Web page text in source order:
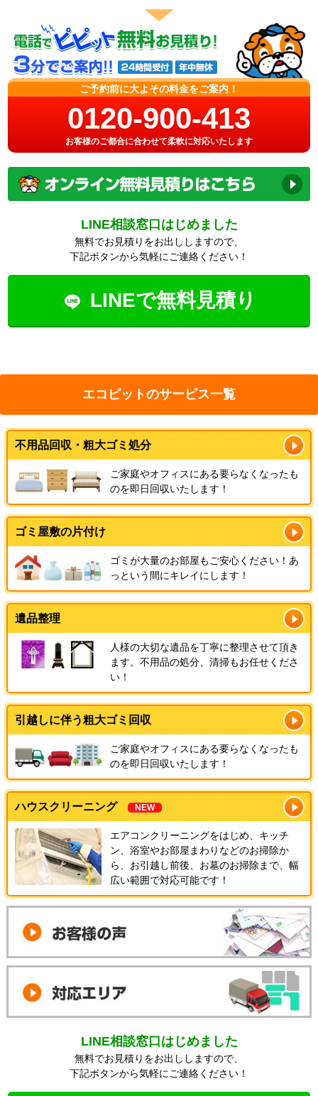
ご予約前に大よその料金をご案内！
0120-900-413
お客様のご都合に合わせて柔軟に対応いたします
LINE相談窓口はじめました
無料でお見積りをお出ししますので、
下記ボタンから気軽にご連絡ください！
LINEで無料見積り
エコピットのサービス一覧
不用品回収・粗大ゴミ処分
ご家庭やオフィスにある要らなくなったも
のを即日回収いたします！
ゴミ屋敷の片付け
ゴミが大量のお部屋もご安心ください！あ
っという間にキレイにします！
遺品整理
人様の大切な遺品を丁寧に整理させて頂き
ます。不用品の処分、清掃もお任せくださ
い！
引越しに伴う粗大ゴミ回収
ご家庭やオフィスにある要らなくなったも
のを即日回収いたします！
ハウスクリーニング NEW
エアコンクリーニングをはじめ、キッチ
ン、浴室やお部屋まわりなどのお掃除か
ら、お引越し前後、お墓のお掃除まで、幅
広い範囲で対応可能です！
LINE相談窓口はじめました
無料でお見積りをお出ししますので、
下記ボタンから気軽にご連絡ください！